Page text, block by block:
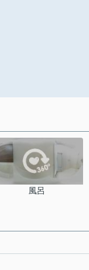
風呂